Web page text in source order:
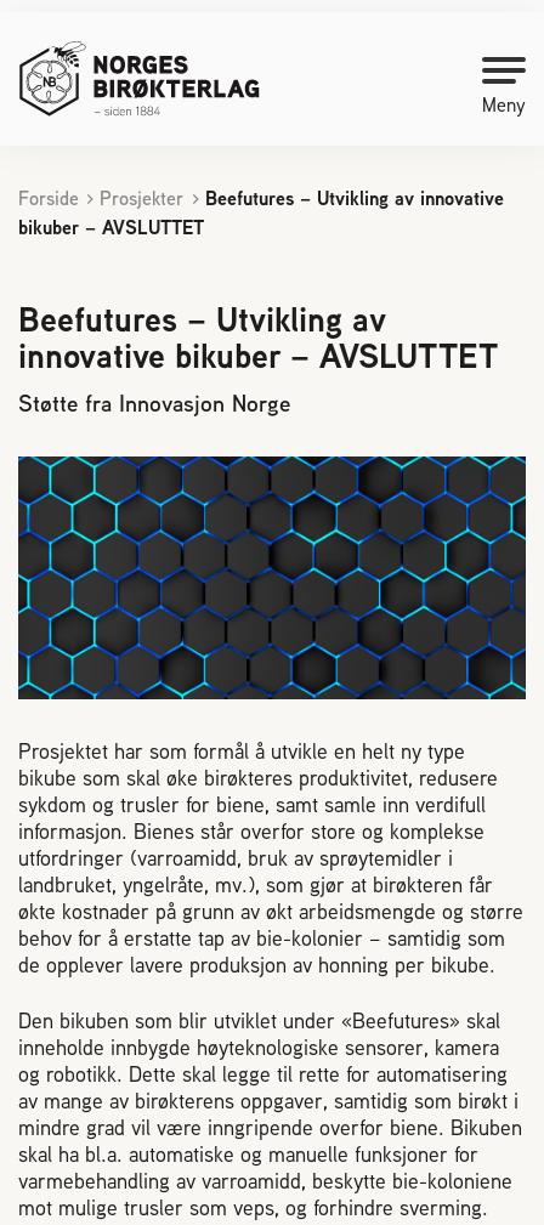
Meny
Kontakt oss
Starte med birøkt
Biene svermer
Reaksjon på bistikk
Om Norges Birøkterlag
Nyheter
Kurs
Aktivitetskalender
Lover og regler
Plassering av bigård
Sjekkliste for kjøp og salg av bier
Forside Prosjekter
Beefutures – Utvikling av innovative
bikuber – AVSLUTTET
Beefutures – Utvikling av
innovative bikuber – AVSLUTTET
Støtte fra Innovasjon Norge
Prosjektet har som formål å utvikle en helt ny type
bikube som skal øke birøkteres produktivitet, redusere
sykdom og trusler for biene, samt samle inn verdifull
informasjon. Bienes står overfor store og komplekse
utfordringer (varroamidd, bruk av sprøytemidler i
landbruket, yngelråte, mv.), som gjør at birøkteren får
økte kostnader på grunn av økt arbeidsmengde og større
behov for å erstatte tap av bie-kolonier – samtidig som
de opplever lavere produksjon av honning per bikube.
Den bikuben som blir utviklet under «Beefutures» skal
inneholde innbygde høyteknologiske sensorer, kamera
og robotikk. Dette skal legge til rette for automatisering
av mange av birøkterens oppgaver, samtidig som birøkt i
mindre grad vil være inngripende overfor biene. Bikuben
skal ha bl.a. automatiske og manuelle funksjoner for
varmebehandling av varroamidd, beskytte bie-koloniene
mot mulige trusler som veps, og forhindre sverming.